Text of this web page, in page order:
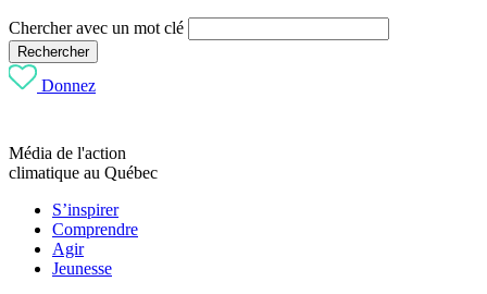
Chercher avec un mot clé
Rechercher
Donnez
Média de l'action
climatique au Québec
S’inspirer
Comprendre
Agir
Jeunesse